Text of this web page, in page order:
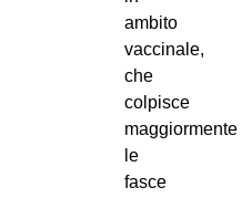
ambito
vaccinale,
che
colpisce
maggiormente
le
fasce